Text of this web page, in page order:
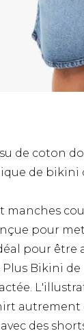
de coton
de bikini
manches
pour
pour être
Bikini
des